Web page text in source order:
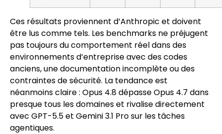
Ces résultats proviennent d’Anthropic et doivent
être lus comme tels. Les benchmarks ne préjugent
pas toujours du comportement réel dans des
environnements d’entreprise avec des codes
anciens, une documentation incomplète ou des
contraintes de sécurité. La tendance est
néanmoins claire : Opus 4.8 dépasse Opus 4.7 dans
presque tous les domaines et rivalise directement
avec GPT-5.5 et Gemini 3.1 Pro sur les tâches
agentiques.